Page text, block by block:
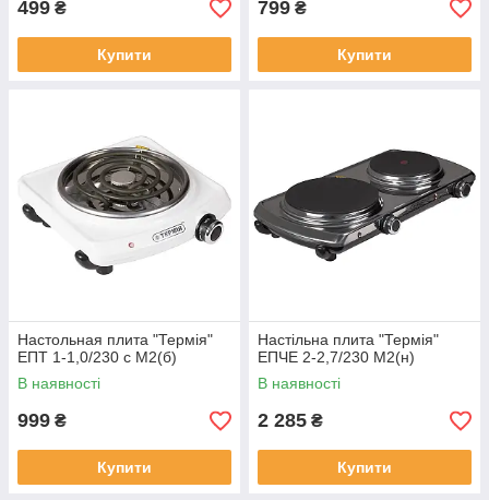
499 ₴
Купити
799 ₴
Купити
Настольная плита "Термія"
ЕПТ 1-1,0/230 с М2(б)
В наявності
999 ₴
Купити
Настільна плита "Термія"
ЕПЧЕ 2-2,7/230 М2(н)
В наявності
2 285 ₴
Купити